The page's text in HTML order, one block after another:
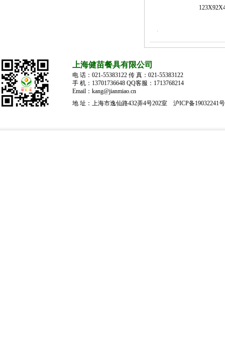
上海健苗餐具有限公司
电 话：021-55383122 传 真：021-55383122
手 机：13701736648 QQ客服：1713768214
Email：kang@jianmiao.cn
地 址：上海市逸仙路432弄4号202室 沪ICP备19032241